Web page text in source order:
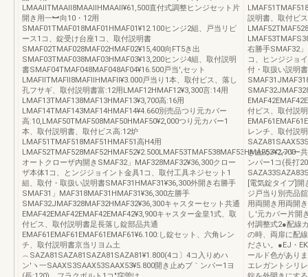
LMAAllTMAAll8MAAllHMAAll¥61,500直付式調整ヒンジセット片
開き用一︼向10・12用
SMAF01TMAF018MAF01HMAF01¥12.100ヒンジ2組、戸当リピ
ース1コ、錠受け台座1コ、取付説明書
SMAF02TMAF028MAF02HMAF02¥15,400向FT5き出
SMAF03TMAF038MAF03HMAF03¥13,200ヒンジ4組、取付説明
書SMAF04TMAF048MAF048AF04¥16.500戸当',セット
LMAFllTMAFll8MAFllHMAFll¥3.000戸当り1本、取付ビス、落し
孔フサギ、取付説明書富:12用LMAF12HMAF12¥3,300言:14用
LMAF13TMAF138MAF13HMAF13¥3,700高:16用
LMAF14TMAF143MAF14HMAF14¥4.660別売品つり元カバー
高:10,LMAF50TMAF508MAF50HMAF50¥2,000つり元カバー1
本、取付説明書、取付ビス高:12炉
LMAF51TMAF518MAF51HMAF51高H4用
LMAF52TMAF528MAF52HMAF52¥2.500LMAF53TMAF538MAF53HMAF53¥2,700
オートクローザ内開きSMAF32」MAF328MAF32¥36,300クロー
ザ本体1コ、とンジジョイント金具1コ、取付工具ネジセット1
組、取付・取扱い説明書SMAF31HMAF31¥36,300外開き右勝手
SMAF31」MAF318MAF31HMAF31¥36,300左勝手
SMAF32JMAF328MAF32HMAF32¥36,300キャスターセット共通
EMAF42EMAF42EMAF42EMAF42¥3,900キャスター金皇1式、取
付ビス、取付説明書足長落し錠部品共通
EMAF61EMAF61EMAF61EMAF61¥6.100:し錠セット、六角レン
チ、取付説明書京当リヨム土
︵SAZA81SAZA81SAZA81SAZA81¥1.800(4コ〕4コ入りめハ
ン′ヽ一SAAXS3SAAX53SAAX53¥5.800開き止めブ｀ンパー1ヨ
説明書、取付ビ
右勝手SMAF32
コ、ヒンジジョ
付・取扱い説明
付ビス、取付説
レンチ、取付説
き止めバンパー
ンパー1コ(長打
[電気錠タイプ]
ジ戸当り別売品
用両開き用両開
し'元カバー片開
付調整式2●配線
の時、両扉に配
ださい。●EJ・
ールド色があり
エレガントシリ